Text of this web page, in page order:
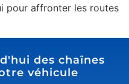
pour affronter les routes
des chaînes
véhicule